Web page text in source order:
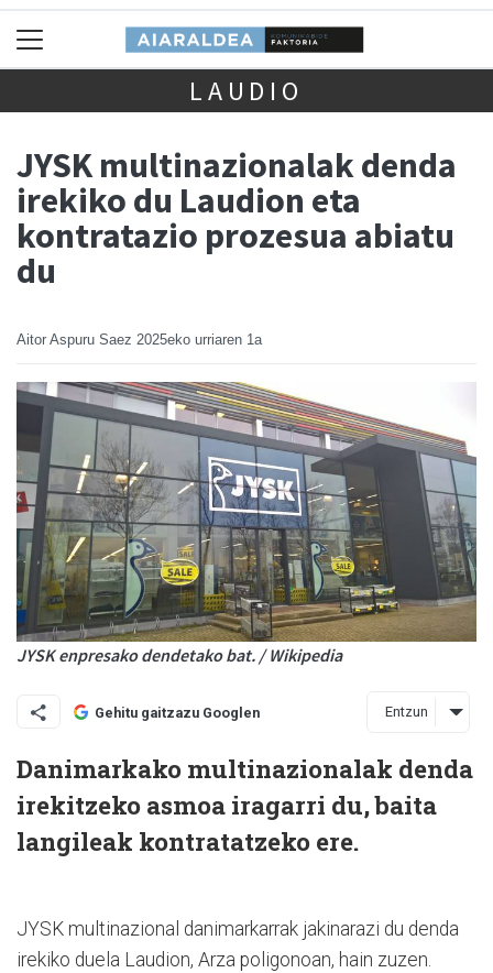
LAUDIO
JYSK multinazionalak denda
irekiko du Laudion eta
kontratazio prozesua abiatu
du
Aitor Aspuru Saez 2025eko urriaren 1a
JYSK enpresako dendetako bat. / Wikipedia
Gehitu gaitzazu Googlen Entzun
Danimarkako multinazionalak denda
irekitzeko asmoa iragarri du, baita
langileak kontratatzeko ere.
JYSK multinazional danimarkarrak jakinarazi du denda
irekiko duela Laudion, Arza poligonoan, hain zuzen.